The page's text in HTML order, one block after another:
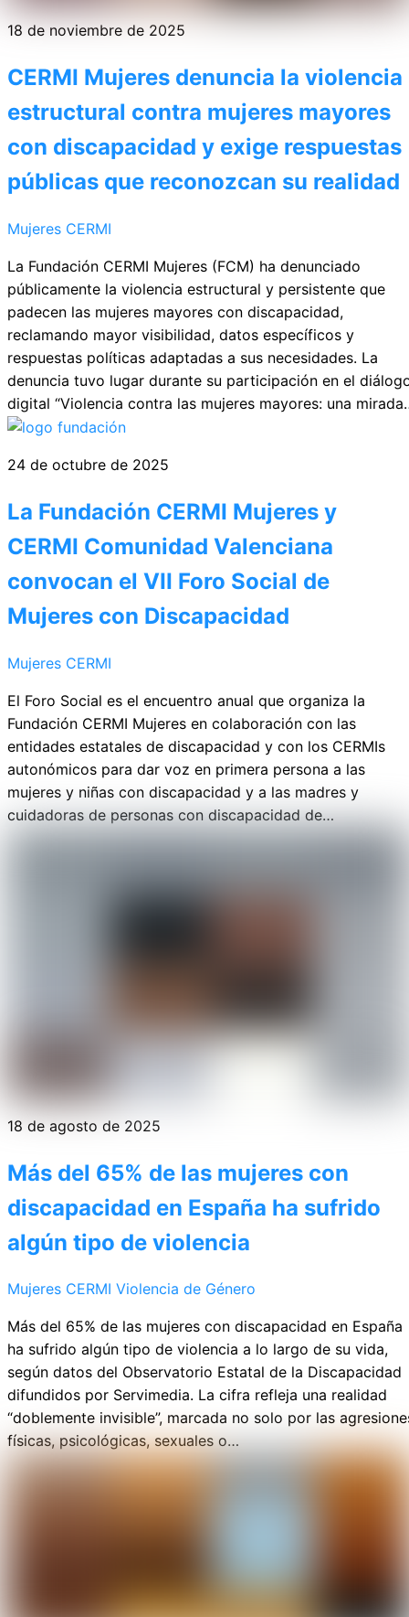
18 de noviembre de 2025
CERMI Mujeres denuncia la violencia
estructural contra mujeres mayores
con discapacidad y exige respuestas
públicas que reconozcan su realidad
Mujeres CERMI
La Fundación CERMI Mujeres (FCM) ha denunciado
públicamente la violencia estructural y persistente que
padecen las mujeres mayores con discapacidad,
reclamando mayor visibilidad, datos específicos y
respuestas políticas adaptadas a sus necesidades. La
denuncia tuvo lugar durante su participación en el
digital “Violencia contra las mujeres mayores: una
24 de octubre de 2025
La Fundación CERMI Mujeres y
CERMI Comunidad Valenciana
convocan el VII Foro Social de
Mujeres con Discapacidad
Mujeres CERMI
El Foro Social es el encuentro anual que organiza la
Fundación CERMI Mujeres en colaboración con las
entidades estatales de discapacidad y con los CERMIs
autonómicos para dar voz en primera persona a las
mujeres y niñas con discapacidad y a las madres y
cuidadoras de personas con discapacidad de…
18 de agosto de 2025
Más del 65% de las mujeres con
discapacidad en España ha sufrido
algún tipo de violencia
Mujeres CERMI Violencia de Género
Más del 65% de las mujeres con discapacidad en España
ha sufrido algún tipo de violencia a lo largo de su vida,
según datos del Observatorio Estatal de la Discapacidad
difundidos por Servimedia. La cifra refleja una realidad
“doblemente invisible”, marcada no solo por las
físicas, psicológicas, sexuales o…